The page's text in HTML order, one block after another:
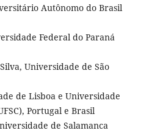
Autônomo do Brasil
Federal do Paraná
Universidade de São
de Lisboa e Universidade
Portugal e Brasil
de Salamanca